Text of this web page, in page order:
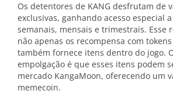
Os detentores de KANG desfrutam de
exclusivas, ganhando acesso especial
semanais, mensais e trimestrais. Esse
não apenas os recompensa com
também fornece itens dentro do jogo.
empolgação é que esses itens podem
mercado KangaMoon, oferecendo um
memecoin.